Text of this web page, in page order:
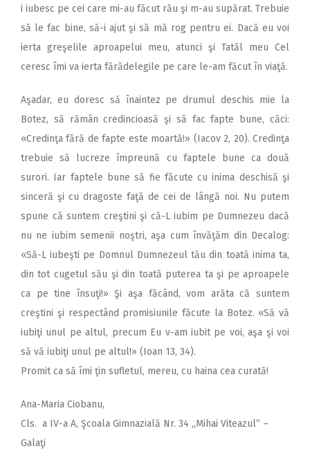
i iubesc pe cei care mi-au făcut rău şi m-au supărat. Trebuie
să le fac bine, să-i ajut şi să mă rog pentru ei. Dacă eu voi
ierta greşelile aproapelui meu, atunci şi Tatăl meu Cel
ceresc îmi va ierta fărădelegile pe care le-am făcut în viaţă.
Aşadar, eu doresc să înaintez pe drumul deschis mie la
Botez, să rămân credincioasă şi să fac fapte bune, căci:
«Credinţa fără de fapte este moartă!» (Iacov 2, 20). Credinţa
trebuie să lucreze împreună cu faptele bune ca două
surori. Iar faptele bune să fie făcute cu inima deschisă şi
sinceră şi cu dragoste faţă de cei de lângă noi. Nu putem
spune că suntem creştini şi că-L iubim pe Dumnezeu dacă
nu ne iubim semenii noştri, aşa cum învăţăm din Decalog:
«Să-L iubeşti pe Domnul Dumnezeul tău din toată inima ta,
din tot cugetul său şi din toată puterea ta şi pe aproapele
ca pe tine însuţi!» Şi aşa făcând, vom arăta că suntem
creştini şi respectând promisiunile făcute la Botez. «Să vă
iubiţi unul pe altul, precum Eu v-am iubit pe voi, aşa şi voi
să vă iubiţi unul pe altul!» (Ioan 13, 34).
Promit ca să îmi ţin sufletul, mereu, cu haina cea curată!
Ana-Maria Ciobanu,
Cls. a IV-a A, Şcoala Gimnazială Nr. 34 „Mihai Viteazul” –
Galaţi